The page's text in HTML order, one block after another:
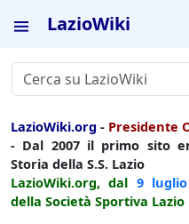
LazioWiki
LazioWiki.org - Presidente
- Dal 2007 il primo sito
Storia della S.S. Lazio
LazioWiki.org, dal 9 luglio
della Società Sportiva Lazio